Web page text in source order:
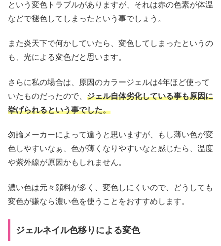
という変色トラブルがありますが、それは赤の色素が体温
などで褪色してしまったという事でしょう。
また炎天下で何かしていたら、変色してしまったというの
も、光による変色だと思います。
さらに私の場合は、原因のカラージェルは4年ほど使って
いたものだったので、 ジェル自体劣化している事も原因に
挙げられるという事でした。
勿論メーカーによって違うと思いますが、もし薄い色が変
色しやすいなぁ、色が薄くなりやすいなと感じたら、温度
や紫外線が原因かもしれません。
濃い色は元々顔料が多く、変色しにくいので、どうしても
変色が嫌なら濃い色を使うことをおすすめします。
ジェルネイル色移りによる変色